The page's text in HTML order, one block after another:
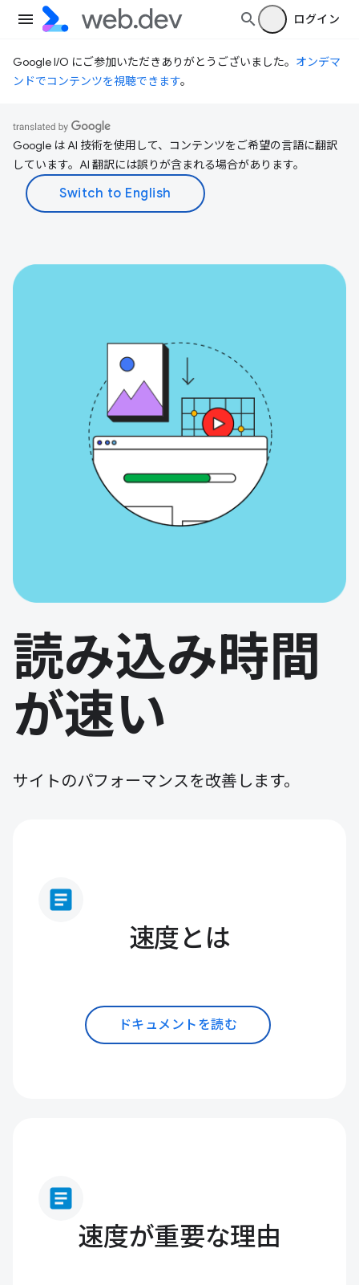
ログイン
Google I/O にご参加いただきありがとうございました。 オンデマ
ンドでコンテンツを視聴できます。
Google は AI 技術を使用して、コンテンツをご希望の言語に翻訳
しています。AI 翻訳には誤りが含まれる場合があります。
読み込み時間
が速い
サイトのパフォーマンスを改善します。
article
速度とは
ドキュメントを読む
article
速度が重要な理由